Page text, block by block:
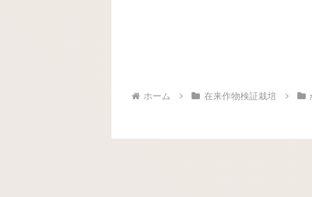
ホーム 在来作物検証栽培